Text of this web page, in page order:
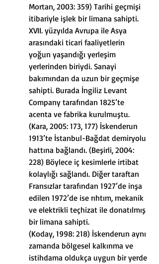
Mortan, 2003: 359) Tarihi geçmişi
itibariyle işlek bir limana sahipti.
XVII. yüzyılda Avrupa ile Asya
arasındaki ticari faaliyetlerin
yoğun yaşandığı yerleşim
yerlerinden biriydi. Sanayi
bakımından da uzun bir geçmişe
sahipti. Burada İngiliz Levant
Company tarafından 1825’te
acenta ve fabrika kurulmuştu.
(Kara, 2005: 173, 177) İskenderun
1913’te İstanbul-Bağdat demiryolu
hattına bağlandı. (Beşirli, 2004:
228) Böylece iç kesimlerle irtibat
kolaylığı sağlandı. Diğer taraftan
Fransızlar tarafından 1927’de inşa
edilen 1972’de ise rıhtım, mekanik
ve elektrikli teçhizat ile donatılmış
bir limana sahipti.
(Koday, 1998: 218) İskenderun aynı
zamanda bölgesel kalkınma ve
istihdama oldukça uygun bir yerde